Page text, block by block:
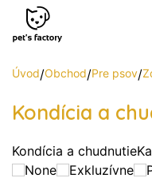
Úvod/Obchod/Pre psov/
Kondícia a
Kondícia a chudnutie
None
Exkluzívne